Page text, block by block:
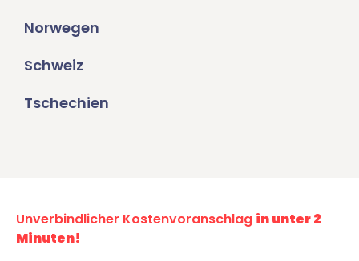
Norwegen
Schweiz
Tschechien
Unverbindlicher Kostenvoranschlag in unter 2
Minuten!